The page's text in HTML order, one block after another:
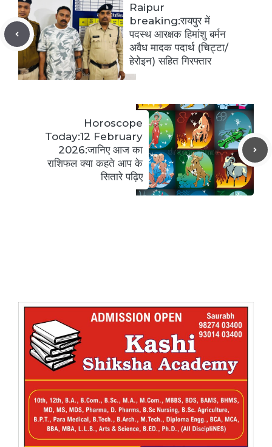
Raipur
breaking:रायपुर में
पदस्थ आरक्षक हिमांशु बर्मन
अवैध मादक पदार्थ (चिट्टा/
हेरोइन) सहित गिरफ्तार
Horoscope
Today:12 February
2026:जानिए आज का
राशिफल क्या कहते आप के
सितारे पढ़िए